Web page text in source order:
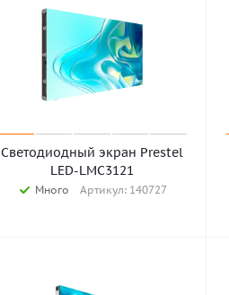
Светодиодный экран Prestel
LED-LMC3121
Много Артикул: 140727